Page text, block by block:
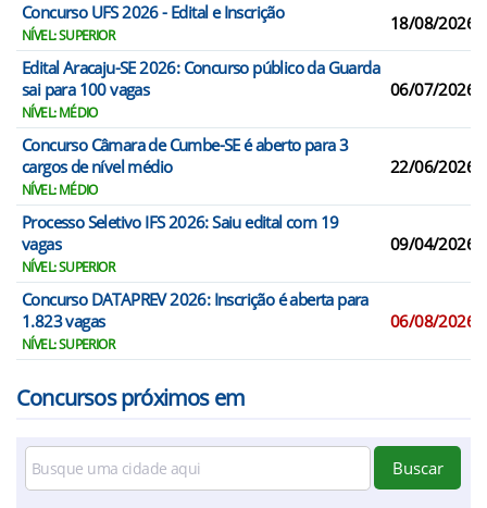
Concurso UFS 2026 - Edital e Inscrição
NÍVEL: SUPERIOR
18/08/2026
Edital Aracaju-SE 2026: Concurso público da Guarda
sai para 100 vagas
NÍVEL: MÉDIO
06/07/2026
Concurso Câmara de Cumbe-SE é aberto para 3
cargos de nível médio
NÍVEL: MÉDIO
22/06/2026
Processo Seletivo IFS 2026: Saiu edital com 19
vagas
NÍVEL: SUPERIOR
09/04/2026
Concurso DATAPREV 2026: Inscrição é aberta para
1.823 vagas
NÍVEL: SUPERIOR
06/08/2026
Concursos próximos em
Buscar